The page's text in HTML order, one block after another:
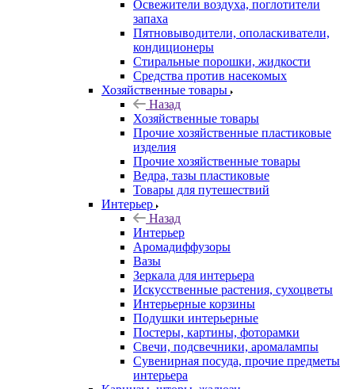
Освежители воздуха, поглотители
запаха
Пятновыводители, ополаскиватели,
кондиционеры
Стиральные порошки, жидкости
Средства против насекомых
Хозяйственные товары
Назад
Хозяйственные товары
Прочие хозяйственные пластиковые
изделия
Прочие хозяйственные товары
Ведра, тазы пластиковые
Товары для путешествий
Интерьер
Назад
Интерьер
Аромадиффузоры
Вазы
Зеркала для интерьера
Искусственные растения, сухоцветы
Интерьерные корзины
Подушки интерьерные
Постеры, картины, фоторамки
Свечи, подсвечники, аромалампы
Сувенирная посуда, прочие предметы
интерьера